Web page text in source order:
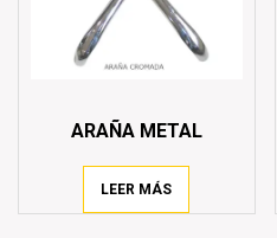
ARAÑA METAL
LEER MÁS